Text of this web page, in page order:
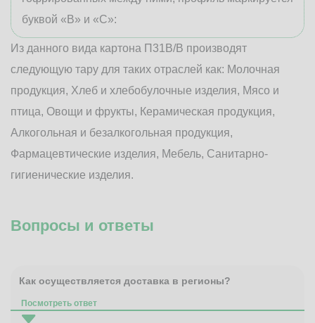
буквой «В» и «С»:
Из данного вида картона П31В/B производят
следующую тару для таких отраслей как: Молочная
продукция, Хлеб и хлебобулочные изделия, Мясо и
птица, Овощи и фрукты, Керамическая продукция,
Алкогольная и безалкогольная продукция,
Фармацевтические изделия, Мебель, Санитарно-
гигиенические изделия.
Вопросы и ответы
Как осуществляется доставка в регионы?
Посмотреть ответ